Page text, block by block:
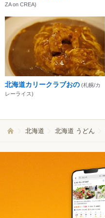
ZA on CREA)
北海道カリークラブおの (札幌/カ
レーライス)
北海道 北海道 うどん